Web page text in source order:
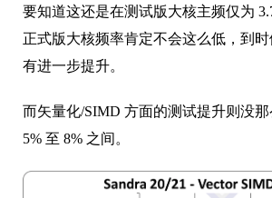
要知道这还是在测试版大核主频仅为
正式版大核频率肯定不会这么低，到
有进一步提升。
而矢量化/SIMD 方面的测试提升则没
5% 至 8% 之间。